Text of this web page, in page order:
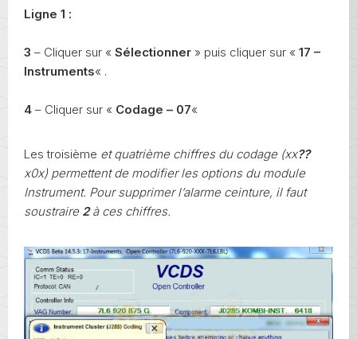
Ligne 1 :
3 – Cliquer sur « Sélectionner » puis cliquer sur « 17 –
Instruments« .
4 – Cliquer sur « Codage – 07«
Les troisième et quatrième chiffres du codage (xx??
x0x) permettent de modifier les options du module
Instrument. Pour supprimer l’alarme ceinture, il faut
soustraire 2à ces chiffres.